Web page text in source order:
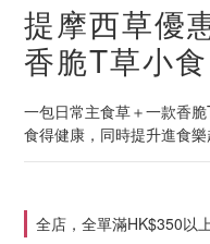
提摩西草優
香脆T草小食
一包日常主食草＋一款香
食得健康，同時提升進食
全店，全單滿HK$350以